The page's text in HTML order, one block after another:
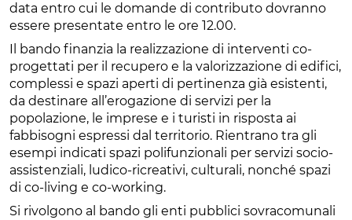
data entro cui le domande di contributo dovranno
essere presentate entro le ore 12.00.
Il bando finanzia la realizzazione di interventi co-
progettati per il recupero e la valorizzazione di edifici,
complessi e spazi aperti di pertinenza già esistenti,
da destinare all’erogazione di servizi per la
popolazione, le imprese e i turisti in risposta ai
fabbisogni espressi dal territorio. Rientrano tra gli
esempi indicati spazi polifunzionali per servizi socio-
assistenziali, ludico-ricreativi, culturali, nonché spazi
di co-living e co-working.
Si rivolgono al bando gli enti pubblici sovracomunali